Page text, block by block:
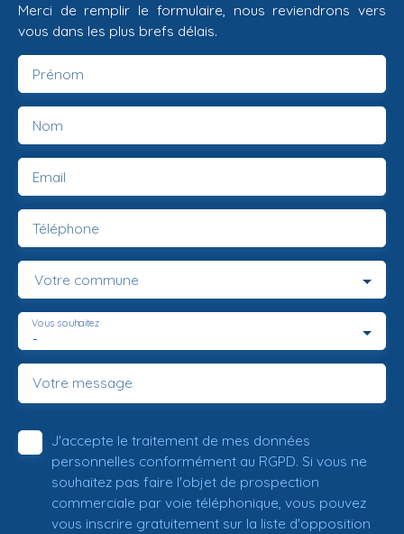
Merci de remplir le formulaire, nous reviendrons vers
vous dans les plus brefs délais.
Prénom
Nom
Email
Téléphone
Votre commune
-
Vous souhaitez
Votre message
J'accepte le traitement de mes données
personnelles conformément au RGPD. Si vous ne
souhaitez pas faire l'objet de prospection
commerciale par voie téléphonique, vous pouvez
vous inscrire gratuitement sur la liste d'opposition